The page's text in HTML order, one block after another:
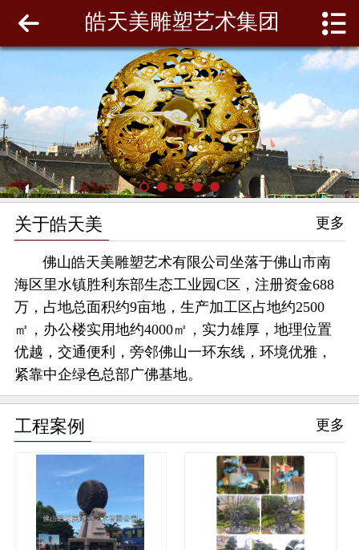
网站首页
最新动态
工程案例
雕塑泥模
<皓天美雕塑艺术集团
关于皓天美 更多
佛山皓天美雕塑艺术有限公司坐落于佛山市南
海区里水镇胜利东部生态工业园C区，注册资金688
万，占地总面积约9亩地，生产加工区占地约2500
㎡，办公楼实用地约4000㎡，实力雄厚，地理位置
优越，交通便利，旁邻佛山一环东线，环境优雅，
紧靠中企绿色总部广佛基地。
工程案例 更多